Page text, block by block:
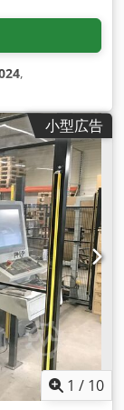
,
小型広告
1 / 10